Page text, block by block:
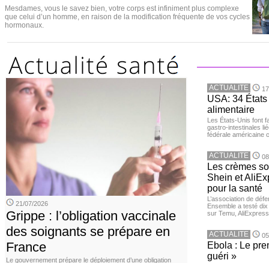
Mesdames, vous le savez bien, votre corps est infiniment plus complexe
que celui d’un homme, en raison de la modification fréquente de vos cycles
hormonaux.
21/07/2026
Grippe : l’obligation vaccinale
des soignants se prépare en
France
Le gouvernement prépare le déploiement d’une obligation
ACTUALITE
USA: 34
alimentaire
Les États-Unis font
gastro-intestinales
fédérale américaine
ACTUALITE
Les crèmes
Shein et
pour la santé
L’association de
Ensemble a testé
sur Temu,
ACTUALITE
Ebola : Le
guéri »